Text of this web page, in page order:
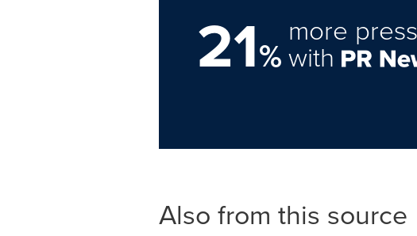
21%
more
with
Also from this source